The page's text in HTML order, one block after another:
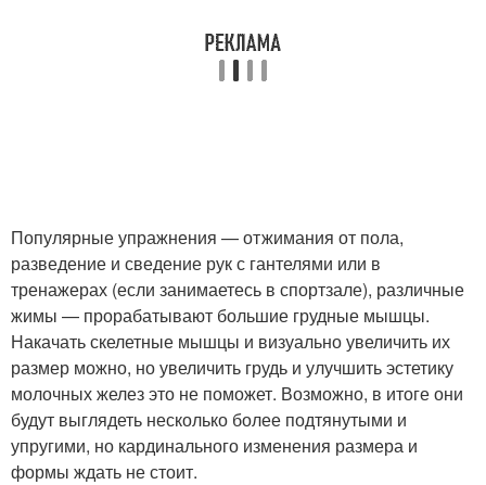
Популярные упражнения — отжимания от пола,
разведение и сведение рук с гантелями или в
тренажерах (если занимаетесь в спортзале), различные
жимы — прорабатывают большие грудные мышцы.
Накачать скелетные мышцы и визуально увеличить их
размер можно, но увеличить грудь и улучшить эстетику
молочных желез это не поможет. Возможно, в итоге они
будут выглядеть несколько более подтянутыми и
упругими, но кардинального изменения размера и
формы ждать не стоит.